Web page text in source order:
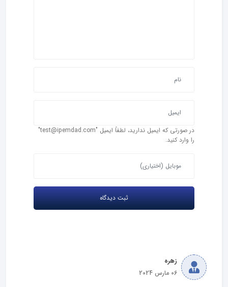
در صورتی که ایمیل ندارید، لطفاً ایمیل "test@ipemdad.com"
را وارد کنید.
زهره
06 مارس 2024